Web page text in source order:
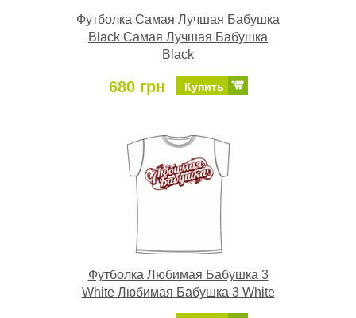
Футболка Самая Лучшая Бабушка
Black Самая Лучшая Бабушка
Black
680 грн Купить
Футболка Любимая Бабушка 3
White Любимая Бабушка 3 White